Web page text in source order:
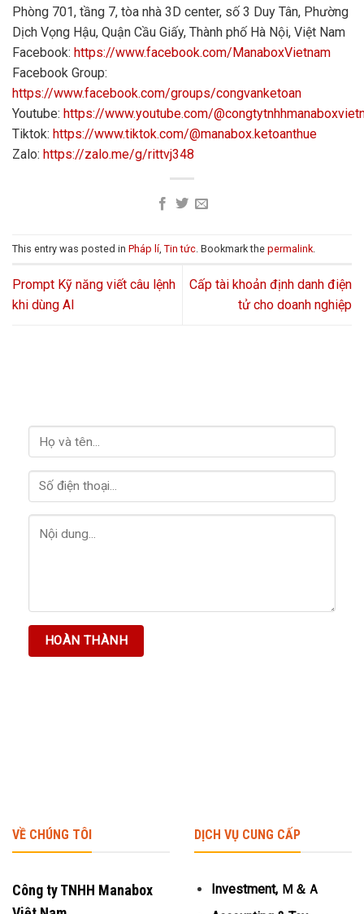
Phòng 701, tầng 7, tòa nhà 3D center, số 3 Duy Tân, Phường
Dịch Vọng Hậu, Quận Cầu Giấy, Thành phố Hà Nội, Việt Nam
Facebook: https://www.facebook.com/ManaboxVietnam
Facebook Group:
https://www.facebook.com/groups/congvanketoan
Youtube: https://www.youtube.com/
Tiktok: https://www.tiktok.com/@manabox.ketoanthue
Zalo: https://zalo.me/g/rittvj348
This entry was posted in Pháp lí, Tin tức . Bookmark the permalink
Prompt Kỹ năng viết câu lệnh
khi dùng AI
Cấp tài khoản định danh điện
tử cho doanh nghiệp
VỀ CHÚNG TÔI
Công ty TNHH Manabox
DỊCH VỤ CUNG CẤP
Investment, Ｍ＆Ａ